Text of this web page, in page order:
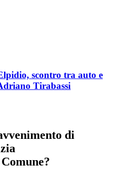
scontro tra auto e
Tirabassi
di